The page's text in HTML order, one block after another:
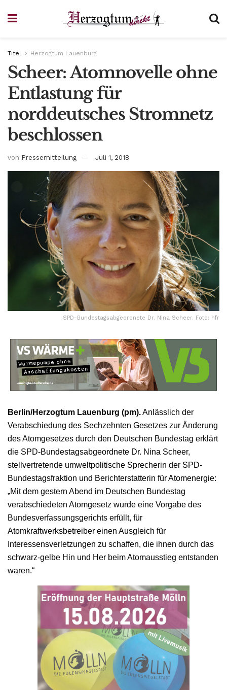
Titel Herzogtum Lauenburg
Scheer: Atomnovelle ohne
Entlastung für
norddeutsches Stromnetz
beschlossen
von Pressemitteilung Juli 1, 2018
SPD-Bundestagsabgeordnete Dr. Nina Scheer. Foto: hfr
Berlin/Herzogtum Lauenburg (pm).Anlässlich der
Verabschiedung des Sechzehnten Gesetzes zur Änderung
des Atomgesetzes durch den Deutschen Bundestag erklärt
die SPD-Bundestagsabgeordnete Dr. Nina Scheer,
stellvertretende umweltpolitische Sprecherin der SPD-
Bundestagsfraktion und Berichterstatterin für Atomenergie:
„Mit dem gestern Abend im Deutschen Bundestag
verabschiedeten Atomgesetz wurde eine Vorgabe des
Bundesverfassungsgerichts erfüllt, für
Atomkraftwerksbetreiber einen Ausgleich für
Interessensverletzungen zu schaffen, die ihnen durch das
schwarz-gelbe Hin und Her beim Atomausstieg entstanden
waren.“